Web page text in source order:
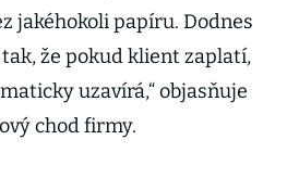
jakéhokoli papíru. Dodnes
že pokud klient zaplatí,
uzavírá,“ objasňuje
chod firmy.